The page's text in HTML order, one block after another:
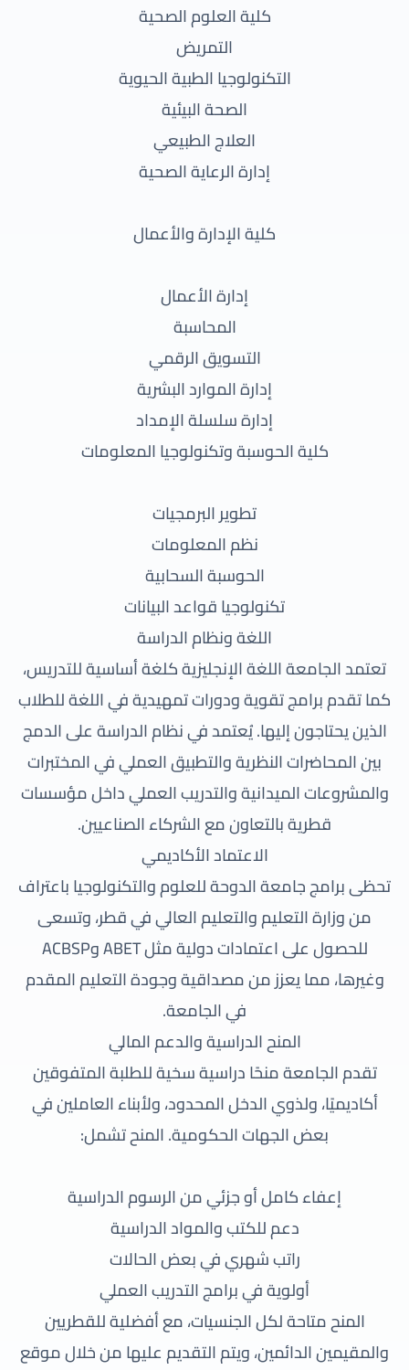
كلية العلوم الصحية
التمريض
التكنولوجيا الطبية الحيوية
الصحة البيئية
العلاج الطبيعي
إدارة الرعاية الصحية
كلية الإدارة والأعمال
إدارة الأعمال
المحاسبة
التسويق الرقمي
إدارة الموارد البشرية
إدارة سلسلة الإمداد
كلية الحوسبة وتكنولوجيا المعلومات
تطوير البرمجيات
نظم المعلومات
الحوسبة السحابية
تكنولوجيا قواعد البيانات
اللغة ونظام الدراسة
تعتمد الجامعة اللغة الإنجليزية كلغة أساسية للتدريس،
كما تقدم برامج تقوية ودورات تمهيدية في اللغة للطلاب
الذين يحتاجون إليها. يُعتمد في نظام الدراسة على الدمج
بين المحاضرات النظرية والتطبيق العملي في المختبرات
والمشروعات الميدانية والتدريب العملي داخل مؤسسات
قطرية بالتعاون مع الشركاء الصناعيين.
الاعتماد الأكاديمي
تحظى برامج جامعة الدوحة للعلوم والتكنولوجيا باعتراف
من وزارة التعليم والتعليم العالي في قطر، وتسعى
للحصول على اعتمادات دولية مثل ABET وACBSP
وغيرها، مما يعزز من مصداقية وجودة التعليم المقدم
في الجامعة.
المنح الدراسية والدعم المالي
تقدم الجامعة منحًا دراسية سخية للطلبة المتفوقين
أكاديميًا، ولذوي الدخل المحدود، ولأبناء العاملين في
بعض الجهات الحكومية. المنح تشمل:
إعفاء كامل أو جزئي من الرسوم الدراسية
دعم للكتب والمواد الدراسية
راتب شهري في بعض الحالات
أولوية في برامج التدريب العملي
المنح متاحة لكل الجنسيات، مع أفضلية للقطريين
والمقيمين الدائمين، ويتم التقديم عليها من خلال موقع